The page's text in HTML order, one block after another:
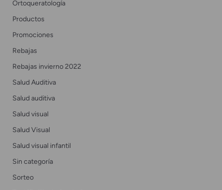
Ortoqueratología
Productos
Promociones
Rebajas
Rebajas invierno 2022
Salud Auditiva
Salud auditiva
Salud visual
Salud Visual
Salud visual infantil
Sin categoría
Sorteo